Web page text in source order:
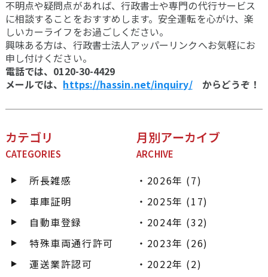
不明点や疑問点があれば、行政書士や専門の代行サービス
に相談することをおすすめします。安全運転を心がけ、楽
しいカーライフをお過ごしください。
興味ある方は、行政書士法人アッパーリンクへお気軽にお
申し付けください。
電話では、0120-30-4429
メールでは、 https://hassin.net/inquiry/からどうぞ！
カテゴリ
CATEGORIES
所長雑感
車庫証明
自動車登録
特殊車両通行許可
運送業許認可
月別アーカイブ
ARCHIVE
2026年 (7)
2025年 (17)
2024年 (32)
2023年 (26)
2022年 (2)